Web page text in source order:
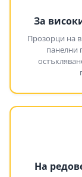
За
Прозорци на
панелни
На